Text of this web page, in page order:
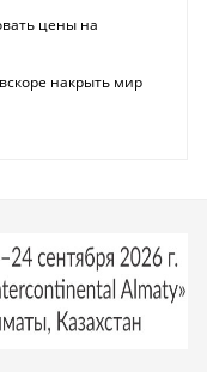
цены на
накрыть мир